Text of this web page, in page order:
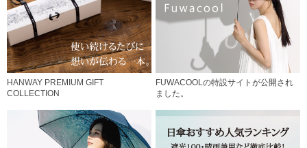
HANWAY PREMIUM GIFT
COLLECTION
FUWACOOLの特設サイトが公開され
ました。